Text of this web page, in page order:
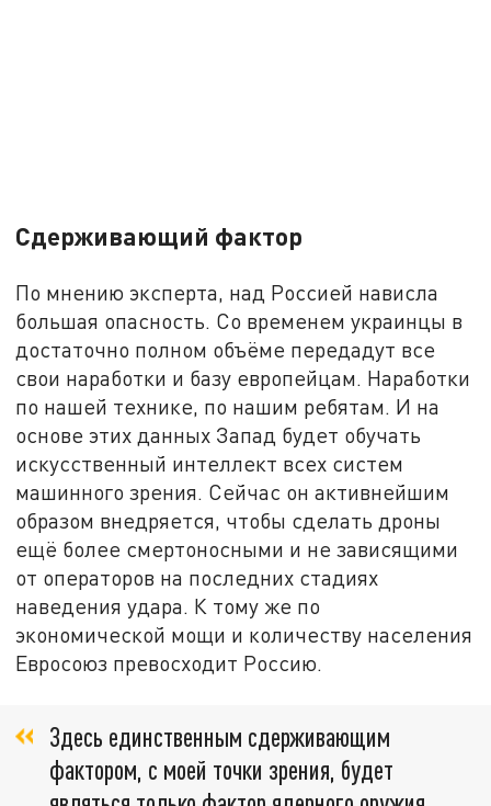
Сдерживающий фактор
По мнению эксперта, над Россией нависла
большая опасность. Со временем украинцы в
достаточно полном объёме передадут все
свои наработки и базу европейцам. Наработки
по нашей технике, по нашим ребятам. И на
основе этих данных Запад будет обучать
искусственный интеллект всех систем
машинного зрения. Сейчас он активнейшим
образом внедряется, чтобы сделать дроны
ещё более смертоносными и не зависящими
от операторов на последних стадиях
наведения удара. К тому же по
экономической мощи и количеству населения
Евросоюз превосходит Россию.
Здесь единственным сдерживающим
фактором, с моей точки зрения, будет